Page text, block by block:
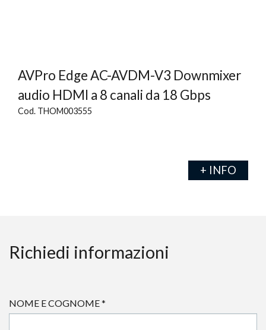
AVPro Edge AC-AVDM-V3 Downmixer
audio HDMI a 8 canali da 18 Gbps
Cod. THOM003555
+ INFO
Richiedi informazioni
NOME E COGNOME*